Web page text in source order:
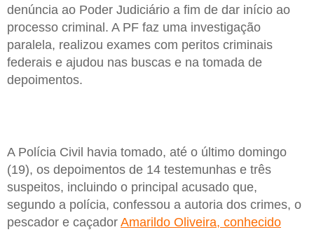
denúncia ao Poder Judiciário a fim de dar início ao
processo criminal. A PF faz uma investigação
paralela, realizou exames com peritos criminais
federais e ajudou nas buscas e na tomada de
depoimentos.
A Polícia Civil havia tomado, até o último domingo
(19), os depoimentos de 14 testemunhas e três
suspeitos, incluindo o principal acusado que,
segundo a polícia, confessou a autoria dos crimes, o
pescador e caçador Amarildo Oliveira, conhecido